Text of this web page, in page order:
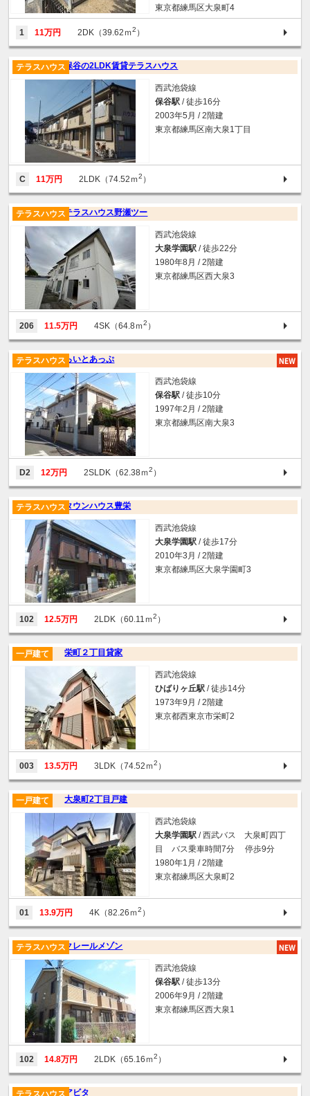
東京都練馬区大泉町4
1 11万円 2DK（39.62ｍ2 ）
保谷の2LDK賃貸テラスハウス
テラスハウス
西武池袋線
保谷駅 / 徒歩16分
2003年5月 / 2階建
東京都練馬区南大泉1丁目
C 11万円 2LDK（74.52ｍ2 ）
テラスハウス野瀬ツー
テラスハウス
西武池袋線
大泉学園駅 / 徒歩22分
1980年8月 / 2階建
東京都練馬区西大泉3
206 11.5万円 4SK（64.8ｍ2 ）
らいとあっぷ
テラスハウス
西武池袋線
保谷駅 / 徒歩10分
1997年2月 / 2階建
東京都練馬区南大泉3
D2 12万円 2SLDK（62.38ｍ2 ）
タウンハウス豊栄
テラスハウス
西武池袋線
大泉学園駅 / 徒歩17分
2010年3月 / 2階建
東京都練馬区大泉学園町3
102 12.5万円 2LDK（60.11ｍ2 ）
栄町２丁目貸家
一戸建て
西武池袋線
ひばりヶ丘駅 / 徒歩14分
1973年9月 / 2階建
東京都西東京市栄町2
003 13.5万円 3LDK（74.52ｍ2 ）
大泉町2丁目戸建
一戸建て
西武池袋線
大泉学園駅 / 西武バス 大泉町四丁
目 バス乗車時間7分 停歩9分
1980年1月 / 2階建
東京都練馬区大泉町2
01 13.9万円 4K（82.26ｍ2 ）
クレールメゾン
テラスハウス
西武池袋線
保谷駅 / 徒歩13分
2006年9月 / 2階建
東京都練馬区西大泉1
102 14.8万円 2LDK（65.16ｍ2 ）
アビタ